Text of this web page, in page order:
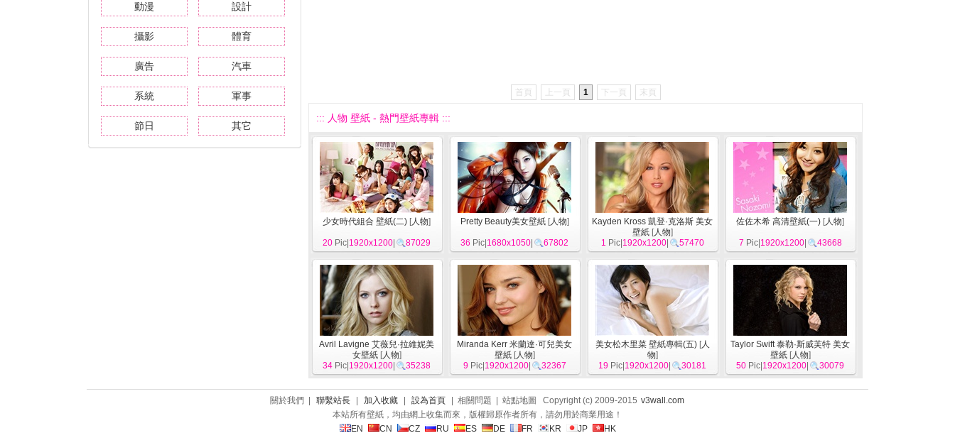
動漫 設計
攝影 體育
廣告 汽車
系統 軍事
節日 其它
首頁 上一頁 1 下一頁 末頁
::: 人物 壁紙 - 熱門壁紙專輯 :::
少女時代組合 壁紙(二) [人物]
20 Pic| 1920x1200 87029
Pretty Beauty美女壁紙[人物]
36 Pic| 1680x1050 67802
Kayden Kross 凱登·克洛斯 美女
壁紙[人物]
1 Pic| 1920x1200| 57470
佐佐木希 高清壁紙(一) [人物]
7 Pic| 1920x1200| 43668
Avril Lavigne 艾薇兒·拉維妮美
女壁紙[人物]
34 Pic| 1920x1200 35238
Miranda Kerr 米蘭達·可兒美女
壁紙[人物]
9Pic| 1920x1200| 32367
美女松木里菜 壁紙專輯(五)[人
物]
19 Pic| 1920x1200 30181
Taylor Swift 泰勒·斯威芙特 美女
壁紙[人物]
50 Pic| 1920x1200 30079
關於我們 | 聯繫站長 加入收藏 設為首頁 | 相關問題 | 站點地圖 Copyright (c) 2009-2015 v3wall.com
本站所有壁紙，均由網上收集而來，版權歸原作者所有，請勿用於商業用途！
EN
CN CZ RU ES DE FR KR JP HK